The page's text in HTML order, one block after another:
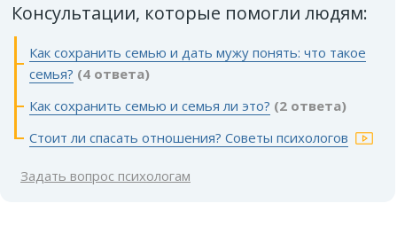
Консультации, которые помогли людям:
Как сохранить семью и дать мужу понять: что такое
семья? (4 ответа)
Как сохранить семью и семья ли это? (2 ответа)
Стоит ли спасать отношения? Советы психологов
Задать вопрос психологам